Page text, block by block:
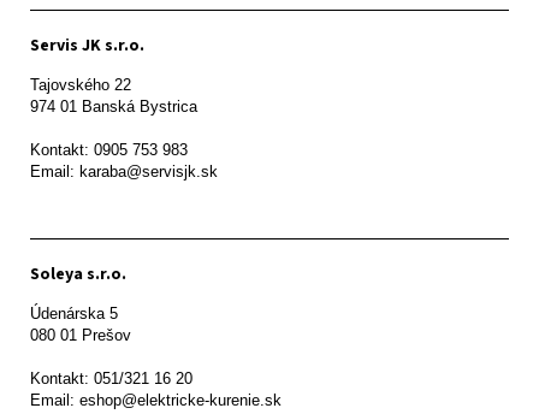
Servis JK s.r.o.
Tajovského 22
974 01 Banská Bystrica
Kontakt: 0905 753 983
Email: karaba@servisjk.sk
Soleya s.r.o.
Údenárska 5
080 01 Prešov
Kontakt: 051/321 16 20
Email: eshop@elektricke-kurenie.sk